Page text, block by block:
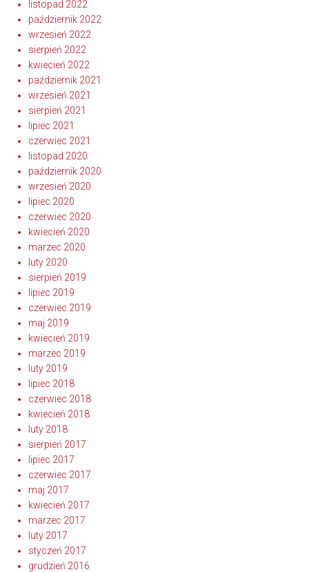
listopad 2022
październik 2022
wrzesień 2022
sierpień 2022
kwiecień 2022
październik 2021
wrzesień 2021
sierpień 2021
lipiec 2021
czerwiec 2021
listopad 2020
październik 2020
wrzesień 2020
lipiec 2020
czerwiec 2020
kwiecień 2020
marzec 2020
luty 2020
sierpień 2019
lipiec 2019
czerwiec 2019
maj 2019
kwiecień 2019
marzec 2019
luty 2019
lipiec 2018
czerwiec 2018
kwiecień 2018
luty 2018
sierpień 2017
lipiec 2017
czerwiec 2017
maj 2017
kwiecień 2017
marzec 2017
luty 2017
styczeń 2017
grudzień 2016